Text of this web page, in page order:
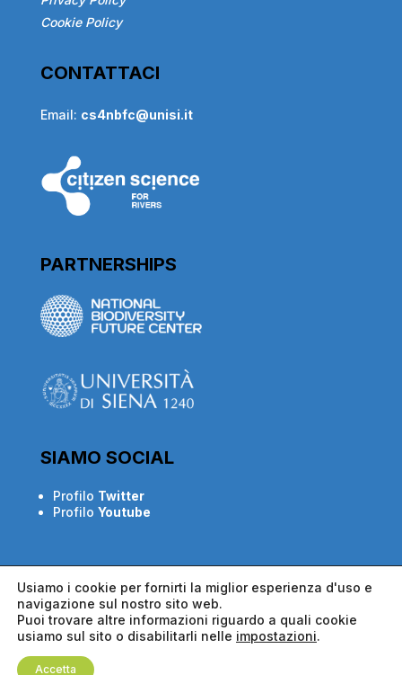
Cookie Policy
CONTATTACI
Email: cs4nbfc@unisi.it
PARTNERSHIPS
SIAMO SOCIAL
Profilo Twitter
Profilo Youtube
EU Project 2023-2027 / Tutti i diritti riservati ® grafica e
Usiamo i cookie per fornirti la miglior esperienza d'uso e
navigazione sul nostro sito web.
Puoi trovare altre informazioni riguardo a quali cookie
usiamo sul sito o disabilitarli nelle impostazioni.
Accetta